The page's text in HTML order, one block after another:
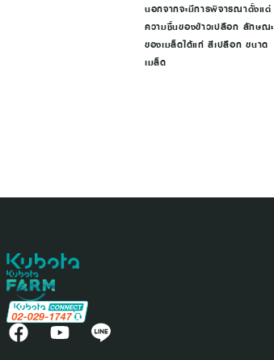
นอกจากจะมีการพิจารณาตั้งแต่
ความชื้นของข้าวเปลือก ลักษณะ
ของเมล็ดได้แก่ สีเปลือก ขนาด
เมล็ด